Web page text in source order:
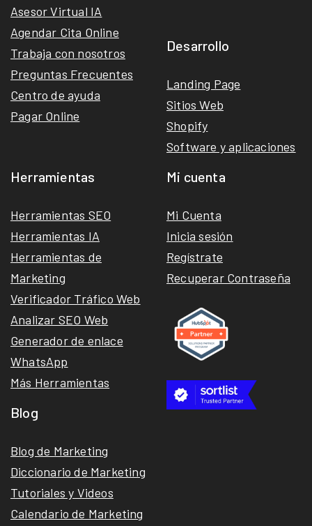
Asesor Virtual IA
Agendar Cita Online
Trabaja con nosotros
Preguntas Frecuentes
Centro de ayuda
Pagar Online
Desarrollo
Landing Page
Sitios Web
Shopify
Software y aplicaciones
Herramientas
Herramientas SEO
Herramientas IA
Herramientas de
Marketing
Verificador Tráfico Web
Analizar SEO Web
Generador de enlace
WhatsApp
Más Herramientas
Blog
Blog de Marketing
Diccionario de Marketing
Tutoriales y Videos
Calendario de Marketing
Mi cuenta
Mi Cuenta
Inicia sesión
Regístrate
Recuperar Contraseña